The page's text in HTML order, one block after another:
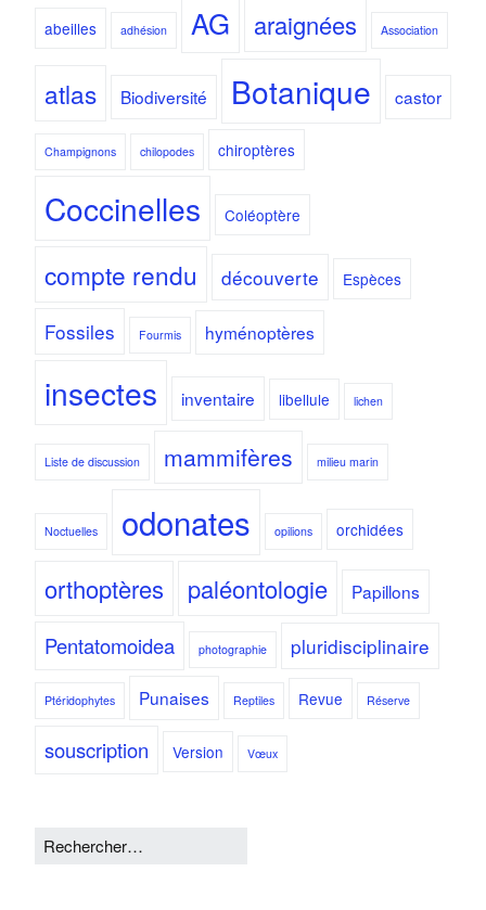
abeilles adhésion AG araignées Association
atlas Biodiversité Botanique castor
Champignons chilopodes chiroptères
Coccinelles Coléoptère
compte rendu découverte Espèces
Fossiles Fourmis hyménoptères
insectes inventaire libellule lichen
Liste de discussion mammifères milieu marin
Noctuelles odonates opilions orchidées
orthoptères paléontologie Papillons
Pentatomoidea photographie pluridisciplinaire
Ptéridophytes Punaises Reptiles Revue Réserve
souscription Version Vœux